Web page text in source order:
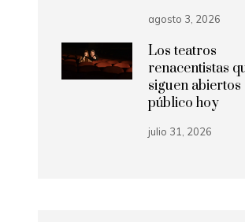
agosto 3, 2026
Los teatros
renacentistas
siguen abiertos
público hoy
julio 31, 2026